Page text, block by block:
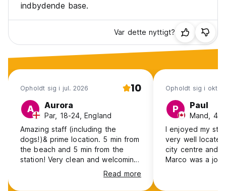
indbydende base.
Var dette nyttigt?
Opholdt sig i jul. 2026 10
A Aurora
Par, 18-24, England
Amazing staff (including the
dogs!)& prime location. 5 min from
the beach and 5 min from the
station! Very clean and welcoming
Read more
Opholdt sig i okt.
P Paul
Mand,
I enjoyed my
very well
city centre and
Marco was a joy